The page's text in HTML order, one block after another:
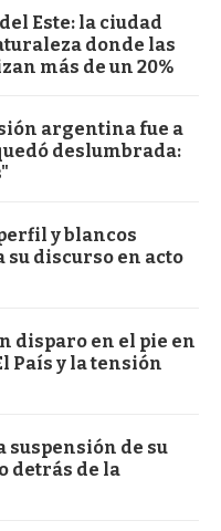
Este: la ciudad
donde las
más de un 20%
argentina fue a
deslumbrada:
y blancos
su discurso en acto
disparo en el pie en
País y la tensión
suspensión de su
detrás de la